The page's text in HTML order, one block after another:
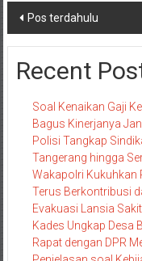
Navigasi
pos
Pos terdahulu
Recent
Soal Kenaikan Gaji
Bagus Kinerjanya
Polisi Tangkap
Tangerang hingga
Wakapolri Kukuhkan
Terus Berkontribusi
Evakuasi Lansia
Kades Ungkap Desa
Rapat dengan DPR